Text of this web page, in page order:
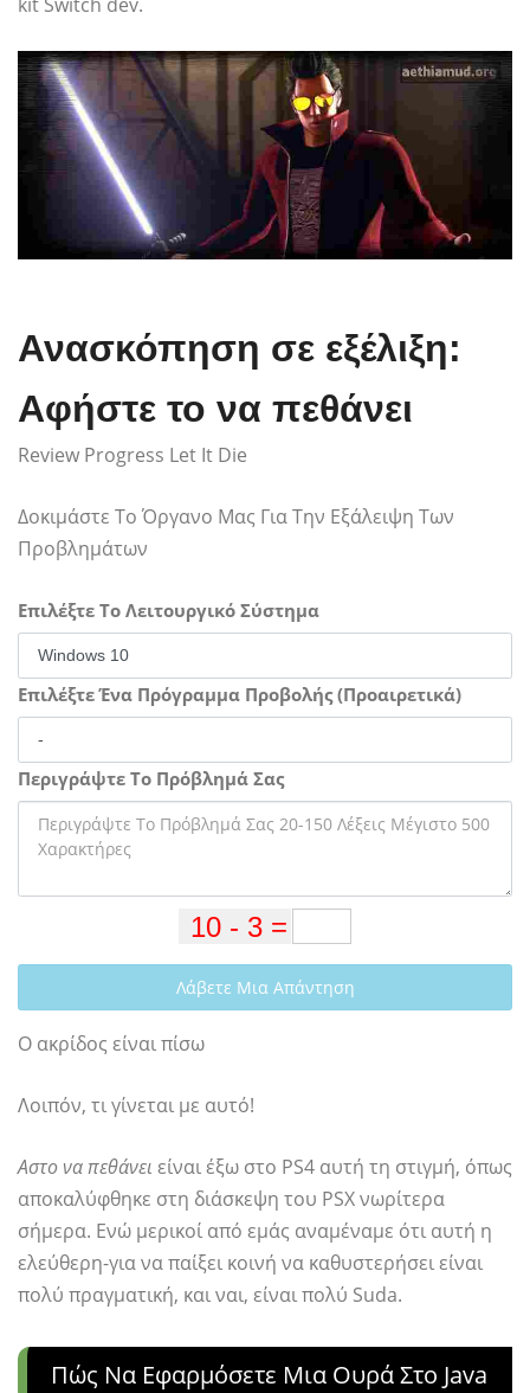
Ανασκόπηση σε εξέλιξη:
Αφήστε το να πεθάνει
Review Progress Let It Die
Δοκιμάστε Το Όργανο Μας Για Την Εξάλειψη Των
Προβλημάτων
Επιλέξτε Το Λειτουργικό Σύστημα
Επιλέξτε Ένα Πρόγραμμα Προβολής (Προαιρετικά)
Περιγράψτε Το Πρόβλημά Σας
Λάβετε Μια Απάντηση
Ο ακρίδος είναι πίσω
Λοιπόν, τι γίνεται με αυτό!
Αστο να πεθάνει είναι έξω στο PS4 αυτή τη στιγμή, όπως
αποκαλύφθηκε στη διάσκεψη του PSX νωρίτερα
σήμερα. Ενώ μερικοί από εμάς αναμέναμε ότι αυτή η
ελεύθερη-για να παίξει κοινή να καθυστερήσει είναι
πολύ πραγματική, και ναι, είναι πολύ Suda.
Πώς Να Εφαρμόσετε Μια Ουρά Στο Java